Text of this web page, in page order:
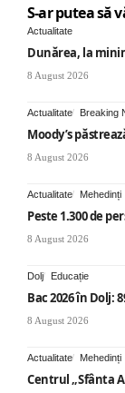
S-ar putea să
Actualitate
Dunărea, la
8 August 2026
Actualitate Breaking
Moody’s
8 August 2026
Actualitate Mehedinți
Peste 1.300 de
8 August 2026
Dolj Educație
Bac 2026 în Dolj:
8 August 2026
Actualitate Mehedinți
Centrul „Sfânta